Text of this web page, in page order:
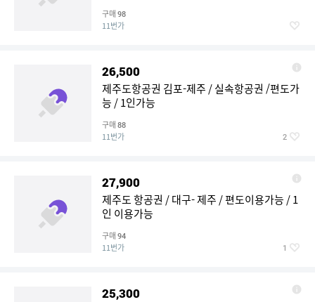
구매 98
11번가
26,500
제주도항공권 김포-제주 / 실속항공권 /편도가
능 / 1인가능
구매 88
11번가 2
27,900
제주도 항공권 / 대구- 제주 / 편도이용가능 / 1
인 이용가능
구매 94
11번가 1
25,300